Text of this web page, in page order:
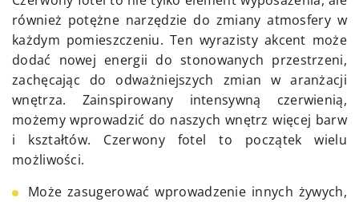
również potężne narzędzie do zmiany atmosfery w
każdym pomieszczeniu. Ten wyrazisty akcent może
dodać nowej energii do stonowanych przestrzeni,
zachęcając do odważniejszych zmian w aranżacji
wnętrza. Zainspirowany intensywną czerwienią,
możemy wprowadzić do naszych wnętrz więcej barw
i kształtów. Czerwony fotel to początek wielu
możliwości.
Może zasugerować wprowadzenie innych żywych,